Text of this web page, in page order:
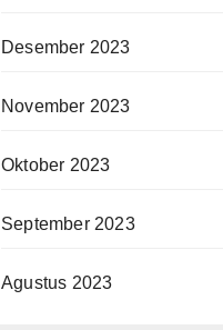
Desember 2023
November 2023
Oktober 2023
September 2023
Agustus 2023